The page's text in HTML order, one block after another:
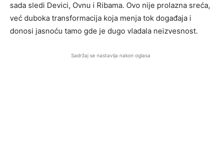
sada sledi Devici, Ovnu i Ribama. Ovo nije prolazna sreća,
već duboka transformacija koja menja tok događaja i
donosi jasnoću tamo gde je dugo vladala neizvesnost.
Sadržaj se nastavlja nakon oglasa